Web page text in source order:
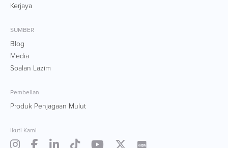
Kerjaya
SUMBER
Blog
Media
Soalan Lazim
Pembelian
Produk Penjagaan Mulut
Ikuti Kami